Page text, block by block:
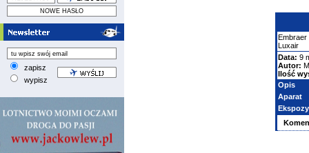
zapisz
wypisz
Embraer
Luxair
Data: 9
Autor:
Ilość
Opis
Aparat